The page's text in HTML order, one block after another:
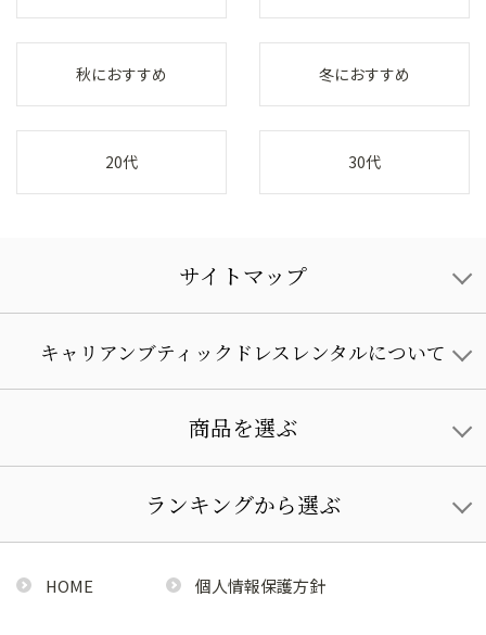
秋におすすめ 冬におすすめ
20代 30代
サイトマップ
キャリアンブティックドレスレンタルについて
商品を選ぶ
ランキングから選ぶ
HOME 個人情報保護方針